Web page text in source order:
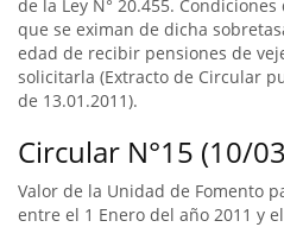
de la Ley N° 20.455.
que se eximan de dicha
edad de recibir pensiones de
solicitarla (Extracto de Circular
de 13.01.2011).
Circular N°15 (10/
Valor de la Unidad de Fomento
entre el 1 Enero del año 2011 y